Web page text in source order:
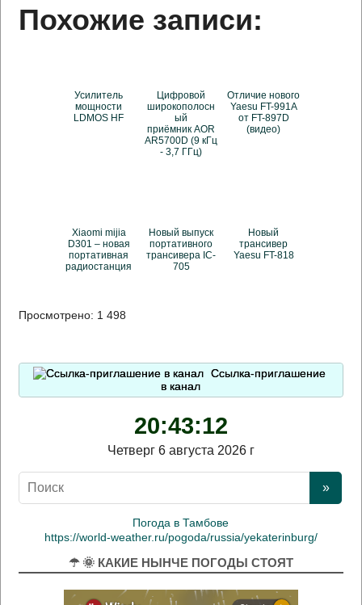
Похожие записи:
Усилитель
мощности
LDMOS HF
Цифровой
широкополосн
ый
приёмник AOR
AR5700D (9 кГц
- 3,7 ГГц)
Отличие нового
Yaesu FT-991A
от FT-897D
(видео)
Xiaomi mijia
D301 – новая
портативная
радиостанция
Новый выпуск
портативного
трансивера IC-
705
Новый
трансивер
Yaesu FT-818
Просмотрено: 1 498
Ссылка-приглашение
в канал
20:43:13
Четверг 6 августа 2026 г
Погода в Тамбове
https://world-weather.ru/pogoda/russia/yekaterinburg/
☂ 🌞 КАКИЕ НЫНЧЕ ПОГОДЫ СТОЯТ